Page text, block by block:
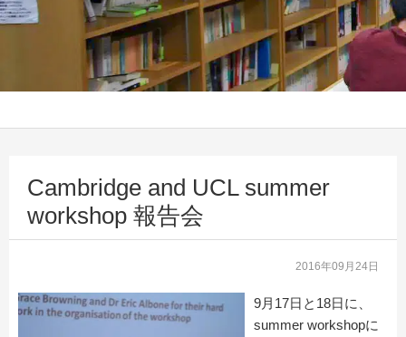
Cambridge and UCL summer
workshop 報告会
2016年09月24日
9月17日と18日に、
summer workshopに